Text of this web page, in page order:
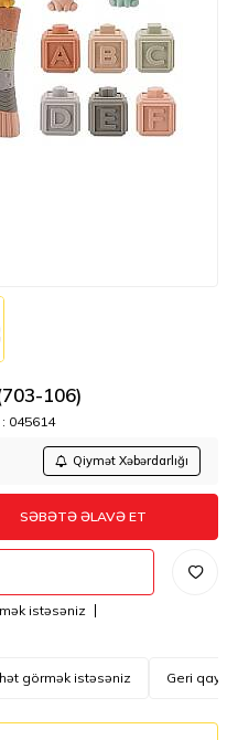
106)
045614
Qiymət Xəbərdarlığı
SƏBƏTƏ ƏLAVƏ ET
istəsəniz
görmək istəsəniz Geri